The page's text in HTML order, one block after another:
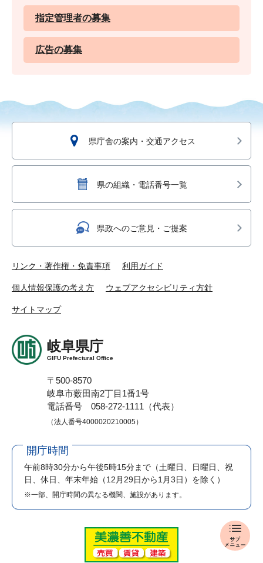
入
札
指定管理者の募集
広告の募集
県庁舎の案内・交通アクセス
県の組織・電話番号一覧
県政へのご意見・ご提案
リンク・著作権・免責事項 利用ガイド
個人情報保護の考え方 ウェブアクセシビリティ方針
サイトマップ
岐阜県庁
GIFU Prefectural Office
〒500-8570
岐阜市薮田南2丁目1番1号
電話番号 058-272-1111（代表）
（法人番号4000020210005）
開庁時間
午前8時30分から午後5時15分まで （土曜日、日曜日、祝
日、休日、年末年始（12月29日から1月3日）を除く）
※一部、開庁時間の異なる機関、施設があります。